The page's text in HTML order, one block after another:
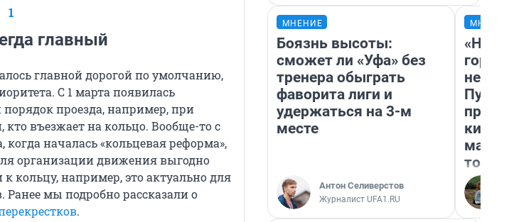
1
главный
главной дорогой по умолчанию,
С 1 марта появилась
проезда, например, при
кто въезжает на кольцо. Вообще-то с
когда началась «кольцевая реформа»,
организации движения выгодно
кольцу, например, это актуально для
Ранее мы подробно рассказали о
.
МНЕНИЕ
Боязнь высоты:
сможет ли «Уфа» без
тренера обыграть
фаворита лиги и
удержаться на 3-м
месте
Антон Селиверстов
Журналист UFA1.RU
«Нет
того